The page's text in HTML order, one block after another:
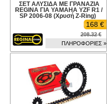
ΣΕΤ ΑΛΥΣΙΔΑ ΜΕ ΓΡΑΝΑΖΙΑ
REGINA ΓΙΑ YAMAHA YZF R1 /
SP 2006-08 (Χρυσή Z-Ring)
168 €
208.32 €
ΠΛΗΡΟΦΟΡΙΕΣ »